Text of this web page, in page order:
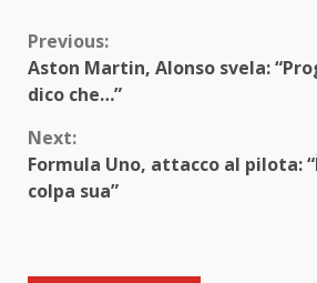
Continue
Reading
Previous:
Aston Martin, Alonso svela:
dico che…”
Next:
Formula Uno, attacco al pilota:
colpa sua”